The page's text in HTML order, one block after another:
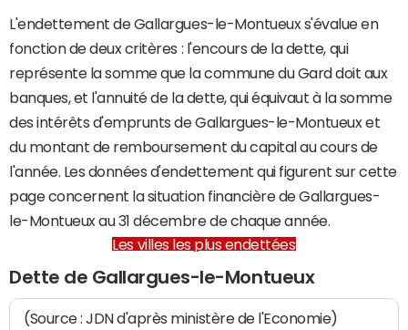
L'endettement de Gallargues-le-Montueux s'évalue en
fonction de deux critères : l'encours de la dette, qui
représente la somme que la commune du Gard doit aux
banques, et l'annuité de la dette, qui équivaut à la somme
des intérêts d'emprunts de Gallargues-le-Montueux et
du montant de remboursement du capital au cours de
l'année. Les données d'endettement qui figurent sur cette
page concernent la situation financière de Gallargues-
le-Montueux au 31 décembre de chaque année.
Les villes les plus endettées
Dette de Gallargues-le-Montueux
(Source : JDN d'après ministère de l'Economie)